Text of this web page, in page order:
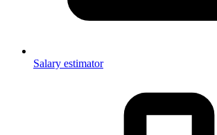
Salary estimator